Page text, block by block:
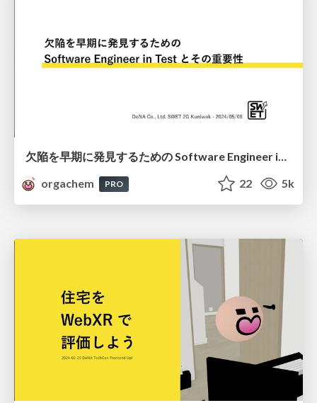
欠陥を早期に発見するための Software Engineer in Test とその重要性 / What is Software Engineer in Test and How they works
orgachem
PRO 22 5k